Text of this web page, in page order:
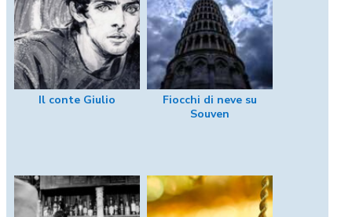
Il conte Giulio
Fiocchi di neve su
Souven